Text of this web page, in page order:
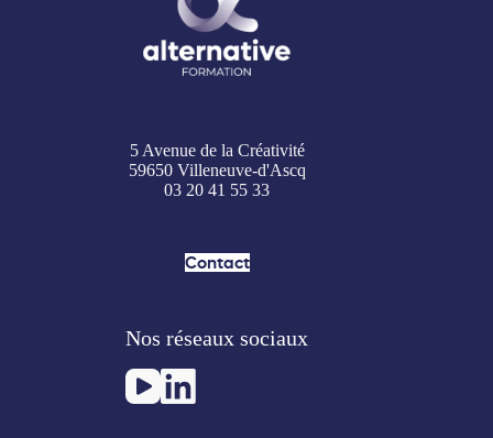
5 Avenue de la Créativité
59650 Villeneuve-d'Ascq
03 20 41 55 33
Contact
Nos réseaux sociaux